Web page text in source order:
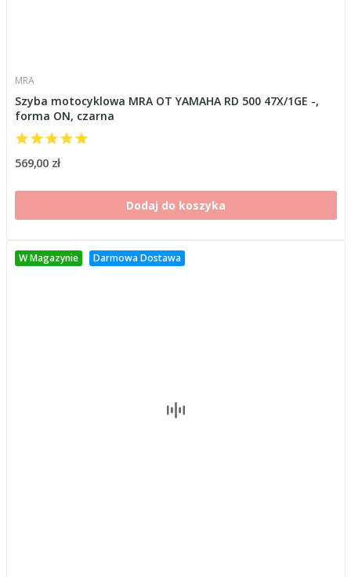
MRA
Szyba motocyklowa MRA OT YAMAHA RD 500 47X/1GE -,
forma ON, czarna
569,00 zł
Dodaj do koszyka
W Magazynie Darmowa Dostawa